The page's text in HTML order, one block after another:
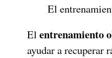
El
El entrenamiento
ayudar a recuperar